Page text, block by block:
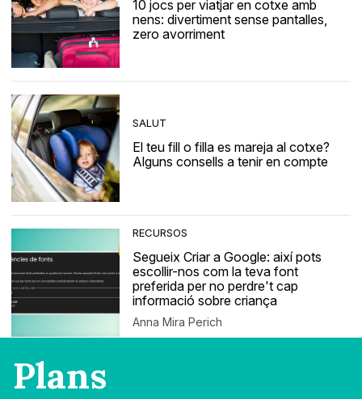
10 jocs per viatjar en cotxe amb
nens: divertiment sense pantalles,
zero avorriment
SALUT
El teu fill o filla es mareja al cotxe?
Alguns consells a tenir en compte
RECURSOS
Segueix Criar a Google: així pots
escollir-nos com la teva font
preferida per no perdre't cap
informació sobre criança
Anna Mira Perich
Plans